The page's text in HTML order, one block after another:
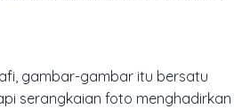
gambar-gambar itu bersatu
serangkaian foto menghadirkan